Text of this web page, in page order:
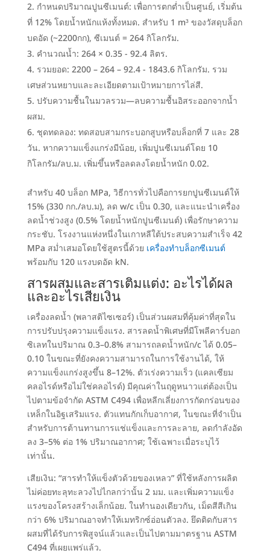
กำหนดปริมาณปูนซีเมนต์: เพื่อการตกต่ำเป็นศูนย์, เริ่มต้น
ที่12%โดยน้ำหนักแห้งทั้งหมด. สำหรับ 1 m³ ของวัสดุบล็อก
บดอัด (~2200กก), ซีเมนต์ =264 กิโลกรัม.
คำนวณน้ำ: 264 × 0.35 - 92.4 ลิตร.
รวมยอด: 2200 – 264 – 92.4 - 1843.6 กิโลกรัม. รวม
เศษส่วนหยาบและละเอียดตามเป้าหมายการไล่สี.
ปรับความชื้นในมวลรวม—ลบความชื้นอิสระออกจากน้ำ
ผสม.
ชุดทดลอง: ทดสอบสามกระบอกสูบหรือบล็อกที่7 และ 28
วัน. หากความแข็งแกร่งมีน้อย, เพิ่มปูนซีเมนต์โดย 10
กิโลกรัม/ลบ.ม. เพิ่มขึ้นหรือลดลงโดยน้ำหนัก0.02.
สำหรับ 40บล็อก MPa, วิธีการทั่วไปคือการยกปูนซีเมนต์ให้
15% (330 กก./ลบ.ม), ลด w/c เป็น 0.30, และแนะนำเครื่อง
ลดน้ำช่วงสูง (0.5%โดยน้ำหนักปูนซีเมนต์) เพื่อรักษาความ
กระชับ. โรงงานแห่งหนึ่งในเกาหลีใต้ประสบความสำเร็จ 42
MPa สม่ำเสมอโดยใช้สูตรนี้ด้วย เครื่องทำบล็อกซีเมนต์
พร้อมกับ 120 แรงบดอัด kN.
สารผสมและสารเติมแต่ง: อะไรได้ผล
และอะไรเสียเงิน
เครื่องลดน้ำ (พลาสติไซเซอร์) เป็นส่วนผสมที่คุ้มค่าที่สุดใน
การปรับปรุงความแข็งแรง. สารลดน้ำพิเศษที่มีโพลีคาร์บอก
ซิเลทในปริมาณ 0.3–0.8% สามารถลดน้ำหนัก/c ได้ 0.05–
0.10 ในขณะที่ยังคงความสามารถในการใช้งานได้, ให้
ความแข็งแกร่งสูงขึ้น 8–12%. ตัวเร่งความเร็ว (แคลเซียม
คลอไรด์หรือไม่ใช่คลอไรด์) มีคุณค่าในฤดูหนาวแต่ต้องเป็น
ไปตามข้อจำกัด ASTM C494 เพื่อหลีกเลี่ยงการกัดกร่อนของ
เหล็กในอิฐเสริมแรง. ตัวแทนกักเก็บอากาศ, ในขณะที่จำเป็น
สำหรับการต้านทานการแช่แข็งและการละลาย, ลดกำลังอัด
ลง 3–5% ต่อ1%ปริมาณอากาศ; ใช้เฉพาะเมื่อระบุไว้
เท่านั้น.
เสียเงิน: “สารทำให้แข็งตัวด้วยของเหลว” ที่ใช้หลังการผลิต
ไม่ค่อยทะลุทะลวงไปไกลกว่านั้น 2 มม. และเพิ่มความแข็ง
แรงของโครงสร้างเล็กน้อย. ในทำนองเดียวกัน, เม็ดสีสีเกิน
กว่า 6%ปริมาณอาจทำให้เมทริกซ์อ่อนตัวลง. ยึดติดกับสาร
ผสมที่ได้รับการพิสูจน์แล้วและเป็นไปตามมาตรฐาน ASTM
C494 ที่เผยแพร่แล้ว.